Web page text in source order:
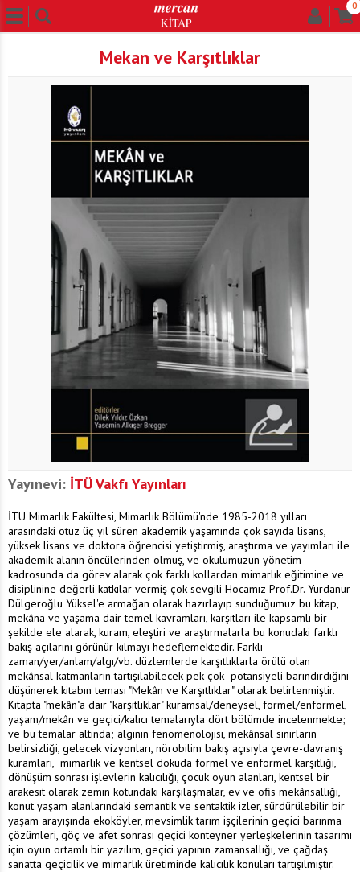
0
Mekan ve Karşıtlıklar
Yayınevi: İTÜ Vakfı Yayınları
İTÜ Mimarlık Fakültesi, Mimarlık Bölümü'nde 1985-2018 yılları
arasındaki otuz üç yıl süren akademik yaşamında çok sayıda lisans,
yüksek lisans ve doktora öğrencisi yetiştirmiş, araştırma ve yayımları ile
akademik alanın öncülerinden olmuş, ve okulumuzun yönetim
kadrosunda da görev alarak çok farklı kollardan mimarlık eğitimine ve
disiplinine değerli katkılar vermiş çok sevgili Hocamız Prof.Dr. Yurdanur
Dülgeroğlu Yüksel'e armağan olarak hazırlayıp sunduğumuz bu kitap,
mekâna ve yaşama dair temel kavramları, karşıtları ile kapsamlı bir
şekilde ele alarak, kuram, eleştiri ve araştırmalarla bu konudaki farklı
bakış açılarını görünür kılmayı hedeflemektedir. Farklı
zaman/yer/anlam/algı/vb. düzlemlerde karşıtlıklarla örülü olan
mekânsal katmanların tartışılabilecek pek çok potansiyeli barındırdığını
düşünerek kitabın teması "Mekân ve Karşıtlıklar" olarak belirlenmiştir.
Kitapta "mekân"a dair "karşıtlıklar" kuramsal/deneysel, formel/enformel,
yaşam/mekân ve geçici/kalıcı temalarıyla dört bölümde incelenmekte;
ve bu temalar altında; algının fenomenolojisi, mekânsal sınırların
belirsizliği, gelecek vizyonları, nörobilim bakış açısıyla çevre-davranış
kuramları, mimarlık ve kentsel dokuda formel ve enformel karşıtlığı,
dönüşüm sonrası işlevlerin kalıcılığı, çocuk oyun alanları, kentsel bir
arakesit olarak zemin kotundaki karşılaşmalar, ev ve ofis mekânsallığı,
konut yaşam alanlarındaki semantik ve sentaktik izler, sürdürülebilir bir
yaşam arayışında ekoköyler, mevsimlik tarım işçilerinin geçici barınma
çözümleri, göç ve afet sonrası geçici konteyner yerleşkelerinin tasarımı
için oyun ortamlı bir yazılım, geçici yapının zamansallığı, ve çağdaş
sanatta geçicilik ve mimarlık üretiminde kalıcılık konuları tartışılmıştır.